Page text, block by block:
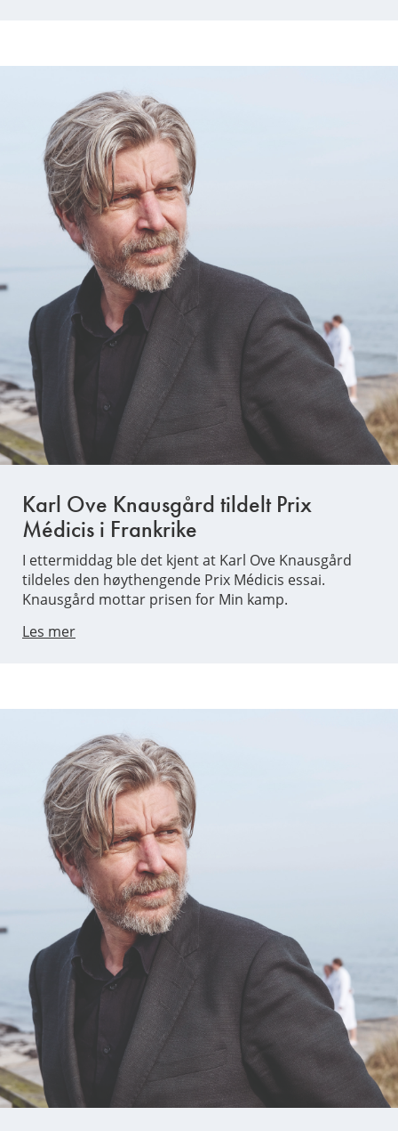
Karl Ove Knausgård tildelt Prix
Médicis i Frankrike
I ettermiddag ble det kjent at Karl Ove Knausgård
tildeles den høythengende Prix Médicis essai.
Knausgård mottar prisen for Min kamp.
Les mer